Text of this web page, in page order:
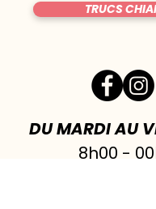
TRUCS
DU MARDI AU
8h00 -